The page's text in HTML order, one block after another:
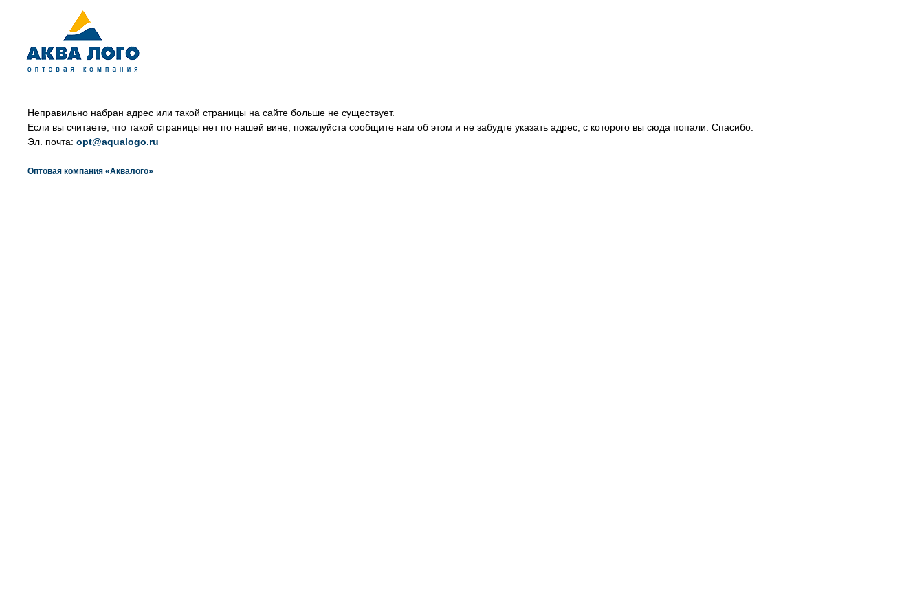
Неправильно набран адрес или такой страницы на сайте больше не существует.
Если вы считаете, что такой страницы нет по нашей вине, пожалуйста сообщите нам об этом и не забудте указать адрес, с которого вы сюда попали. Спасибо.
Эл. почта: opt@aqualogo.ru
Оптовая компания «Аквалого»